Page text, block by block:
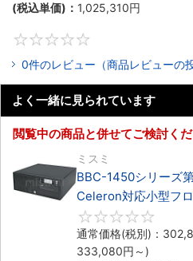
(税込単価)： 1,025,310円
0件のレビュー（商品レビューの
よく一緒に見られています
閲覧中の商品と併せてご検討く
ミスミ
BBC-1450シリーズ
Celeron対応小型フ
通常価格(税別)：
333,080円 ～)